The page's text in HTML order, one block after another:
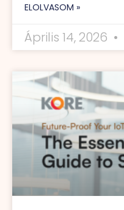
ELOLVASOM »
Április 14, 2026